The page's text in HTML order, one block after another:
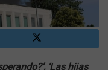
‘Las hijas